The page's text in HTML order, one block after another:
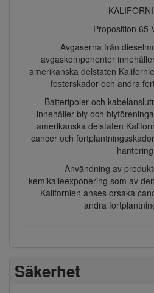
Proposition 65
Avgaserna från
avgaskomponenter
amerikanska delstaten
fosterskador och andra
Batteripoler och
innehåller bly och
amerikanska delstaten
cancer och
Användning av
kemikalieexponering som av
Kalifornien anses orsaka
andra
Säkerhet